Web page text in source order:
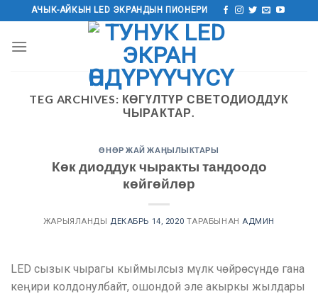
Мазмунга
өтүү
АЧЫК-АЙКЫН LED ЭКРАНДЫН ПИОНЕРИ
TEG ARCHIVES: КӨГҮЛТҮР СВЕТОДИОДДУК
ЧЫРАКТАР.
ӨНӨР ЖАЙ ЖАҢЫЛЫКТАРЫ
Көк диоддук чыракты тандоодо
көйгөйлөр
ЖАРЫЯЛАНДЫ ДЕКАБРЬ 14, 2020 ТАРАБЫНАН АДМИН
LED сызык чырагы кыймылсыз мүлк чөйрөсүндө гана
кеңири колдонулбайт, ошондой эле акыркы жылдары